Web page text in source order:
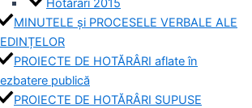
MINUTELE și PROCESELE VERBALE ALE
PROIECTE DE HOTĂRÂRI aflate în
publică
PROIECTE DE HOTĂRÂRI SUPUSE